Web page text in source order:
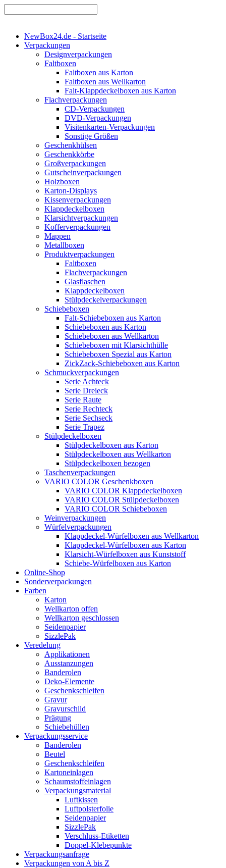
NewBox24.de - Startseite
Verpackungen
Designverpackungen
Faltboxen
Faltboxen aus Karton
Faltboxen aus Wellkarton
Falt-Klappdeckelboxen aus Karton
Flachverpackungen
CD-Verpackungen
DVD-Verpackungen
Visitenkarten-Verpackungen
Sonstige Größen
Geschenkhülsen
Geschenkkörbe
Großverpackungen
Gutscheinverpackungen
Holzboxen
Karton-Displays
Kissenverpackungen
Klappdeckelboxen
Klarsichtverpackungen
Kofferverpackungen
Mappen
Metallboxen
Produktverpackungen
Faltboxen
Flachverpackungen
Glasflaschen
Klappdeckelboxen
Stülpdeckelverpackungen
Schiebeboxen
Falt-Schiebeboxen aus Karton
Schiebeboxen aus Karton
Schiebeboxen aus Wellkarton
Schiebeboxen mit Klarsichthülle
Schiebeboxen Spezial aus Karton
ZickZack-Schiebeboxen aus Karton
Schmuckverpackungen
Serie Achteck
Serie Dreieck
Serie Raute
Serie Rechteck
Serie Sechseck
Serie Trapez
Stülpdeckelboxen
Stülpdeckelboxen aus Karton
Stülpdeckelboxen aus Wellkarton
Stülpdeckelboxen bezogen
Taschenverpackungen
VARIO COLOR Geschenkboxen
VARIO COLOR Klappdeckelboxen
VARIO COLOR Stülpdeckelboxen
VARIO COLOR Schiebeboxen
Weinverpackungen
Würfelverpackungen
Klappdeckel-Würfelboxen aus Wellkarton
Klappdeckel-Würfelboxen aus Karton
Klarsicht-Würfelboxen aus Kunststoff
Schiebe-Würfelboxen aus Karton
Online-Shop
Sonderverpackungen
Farben
Karton
Wellkarton offen
Wellkarton geschlossen
Seidenpapier
SizzlePak
Veredelung
Applikationen
Ausstanzungen
Banderolen
Deko-Elemente
Geschenkschleifen
Gravur
Gravurschild
Prägung
Schiebehüllen
Verpackungsservice
Banderolen
Beutel
Geschenkschleifen
Kartoneinlagen
Schaumstoffeinlagen
Verpackungsmaterial
Luftkissen
Luftpolsterfolie
Seidenpapier
SizzlePak
Verschluss-Etiketten
Doppel-Klebepunkte
Verpackungsanfrage
Verpackungen von A bis Z